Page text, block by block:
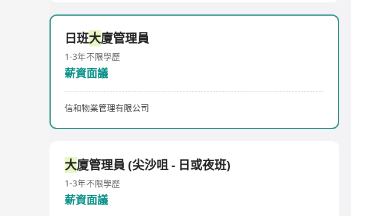
日班大廈管理員
1-3年不限學歷
薪資面議
信和物業管理有限公司
大廈管理員 (尖沙咀 - 日或夜班)
1-3年不限學歷
薪資面議